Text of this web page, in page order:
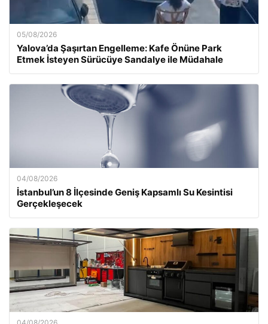
05/08/2026
Yalova’da Şaşırtan Engelleme: Kafe Önüne Park
Etmek İsteyen Sürücüye Sandalye ile Müdahale
04/08/2026
İstanbul’un 8 İlçesinde Geniş Kapsamlı Su Kesintisi
Gerçekleşecek